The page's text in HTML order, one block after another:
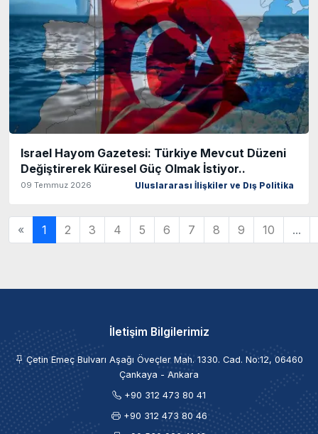
Israel Hayom Gazetesi: Türkiye Mevcut Düzeni
Değiştirerek Küresel Güç Olmak İstiyor..
09 Temmuz 2026 Uluslararası İlişkiler ve Dış Politika
« 1 2 3 4 5 6 7 8 9 10 ...
İletişim Bilgilerimiz
Çetin Emeç Bulvarı Aşağı Öveçler Mah. 1330. Cad. No:12, 06460
Çankaya - Ankara
+90 312 473 80 41
+90 312 473 80 46